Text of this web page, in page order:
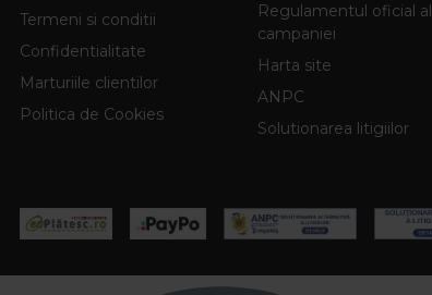
Termeni si conditii
Confidentialitate
Marturiile clientilor
Politica de Cookies
Regulamentul oficial al
campaniei
Harta site
ANPC
Solutionarea litigiilor